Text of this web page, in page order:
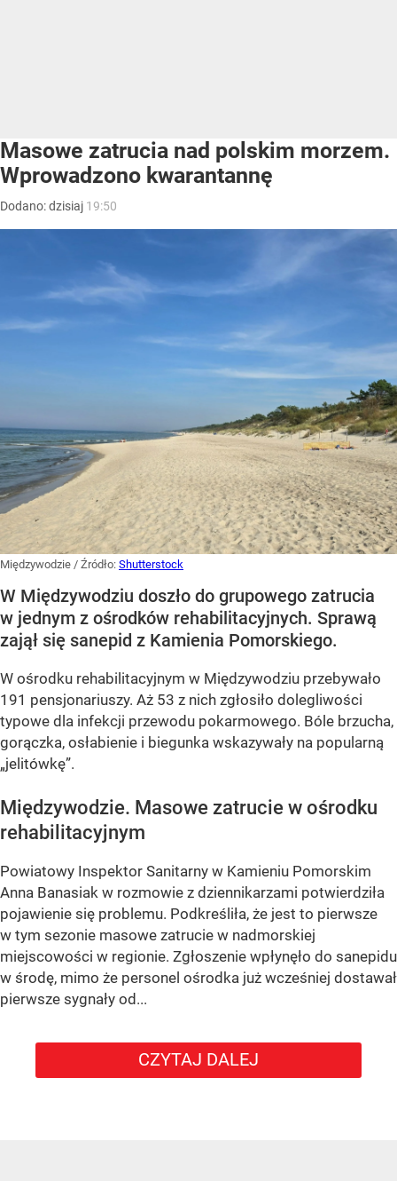
Masowe zatrucia nad polskim morzem.
Wprowadzono kwarantannę
Dodano:dzisiaj 19:50
Międzywodzie / Źródło: Shutterstock
W Międzywodziu doszło do grupowego zatrucia
w jednym z ośrodków rehabilitacyjnych. Sprawą
zajął się sanepid z Kamienia Pomorskiego.
W ośrodku rehabilitacyjnym w Międzywodziu przebywało
191 pensjonariuszy. Aż 53 z nich zgłosiło dolegliwości
typowe dla infekcji przewodu pokarmowego. Bóle brzucha,
gorączka, osłabienie i biegunka wskazywały na popularną
„jelitówkę”.
Międzywodzie. Masowe zatrucie w ośrodku
rehabilitacyjnym
Powiatowy Inspektor Sanitarny w Kamieniu Pomorskim
Anna Banasiak w rozmowie z dziennikarzami potwierdziła
pojawienie się problemu. Podkreśliła, że jest to pierwsze
w tym sezonie masowe zatrucie w nadmorskiej
miejscowości w regionie. Zgłoszenie wpłynęło do sanepidu
w środę, mimo że personel ośrodka już wcześniej dostawał
pierwsze sygnały od...
CZYTAJ DALEJ